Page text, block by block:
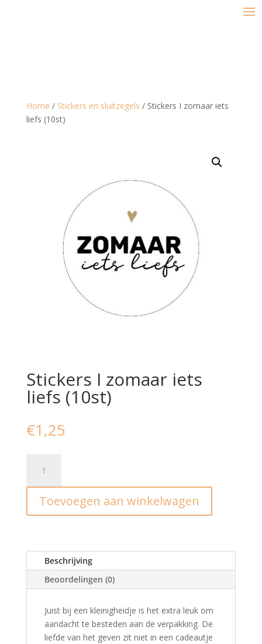
Home / Stickers en sluitzegels / Stickers I zomaar iets
liefs (10st)
Stickers I zomaar iets
liefs (10st)
€1,25
zomaar
liefs
Toevoegen aan winkelwagen
Beschrijving
Beoordelingen (0)
Juist bij een kleinigheidje is het extra leuk om
aandacht te besteden aan de verpakking. De
liefde van het geven zit niet in een cadeautje